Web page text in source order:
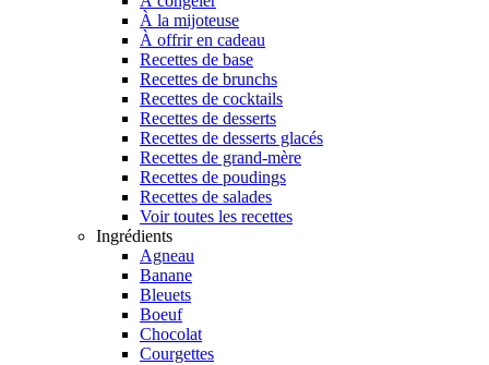
À la mijoteuse
À offrir en cadeau
Recettes de base
Recettes de brunchs
Recettes de cocktails
Recettes de desserts
Recettes de desserts glacés
Recettes de grand-mère
Recettes de poudings
Recettes de salades
Voir toutes les recettes
Ingrédients
Agneau
Banane
Bleuets
Boeuf
Chocolat
Courgettes